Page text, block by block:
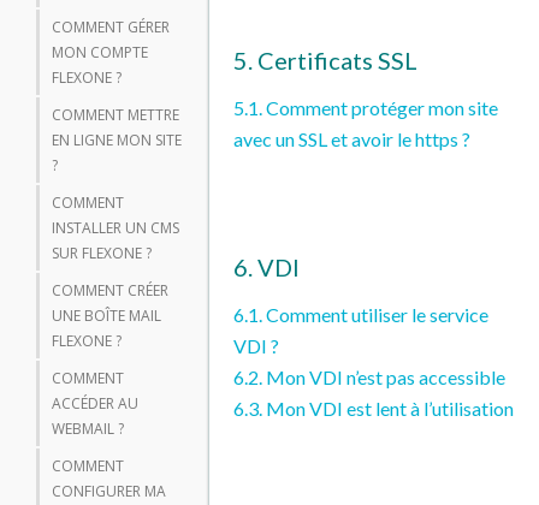
COMMENT GÉRER
MON COMPTE
FLEXONE ?
COMMENT METTRE
EN LIGNE MON SITE
?
COMMENT
INSTALLER UN CMS
SUR FLEXONE ?
COMMENT CRÉER
UNE BOÎTE MAIL
FLEXONE ?
COMMENT
ACCÉDER AU
WEBMAIL ?
COMMENT
CONFIGURER MA
5. Certificats SSL
5.1. Comment protéger mon site
avec un SSL et avoir le https ?
6. VDI
6.1. Comment utiliser le service
VDI ?
6.2. Mon VDI n’est pas accessible
6.3. Mon VDI est lent à l’utilisation